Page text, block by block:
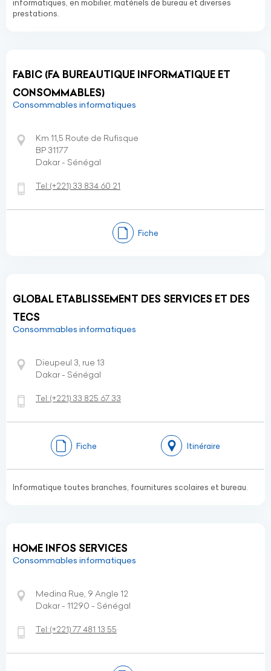
informatiques, en mobilier, matériels de bureau et diverses
prestations.
FABIC (FA BUREAUTIQUE INFORMATIQUE ET
CONSOMMABLES)
Consommables informatiques
Km 11,5 Route de Rufisque
BP 31177
Dakar - Sénégal
Tel:(+221) 33 834 60 21
Fiche
GLOBAL ETABLISSEMENT DES SERVICES ET DES
TECS
Consommables informatiques
Dieupeul 3, rue 13
Dakar - Sénégal
Tel:(+221) 33 825 67 33
Fiche Itinéraire
Informatique toutes branches, fournitures scolaires et bureau.
HOME INFOS SERVICES
Consommables informatiques
Medina Rue, 9 Angle 12
Dakar - 11290 - Sénégal
Tel:(+221)77 481 13 55